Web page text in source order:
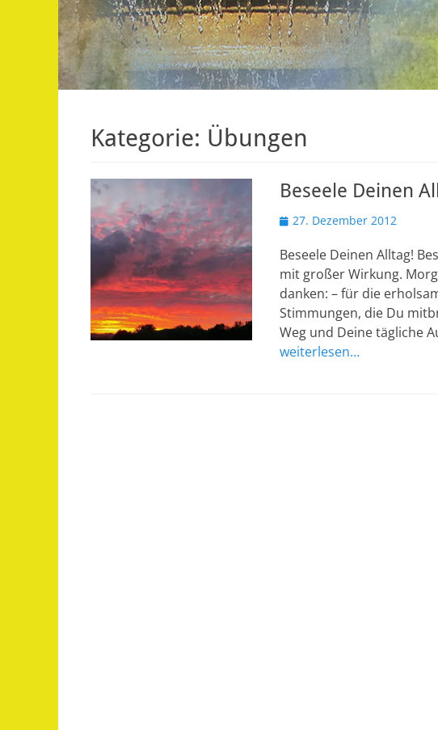
Kategorie: Übungen
Beseele Deinen
Veröffentlicht
27. Dezember 2012
Beseele Deinen Alltag!
mit großer Wirkung.
danken: – für die
Stimmungen, die Du
Weg und Deine tägliche
weiterlesen…